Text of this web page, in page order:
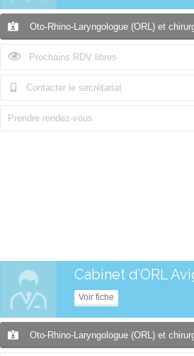
Oto-Rhino-Laryngologue (ORL) et
Prochains RDV libres
Contacter le secrétariat
Prendre rendez-vous
Cabinet d’ORL
Voir fiche
Oto-Rhino-Laryngologue (ORL) et